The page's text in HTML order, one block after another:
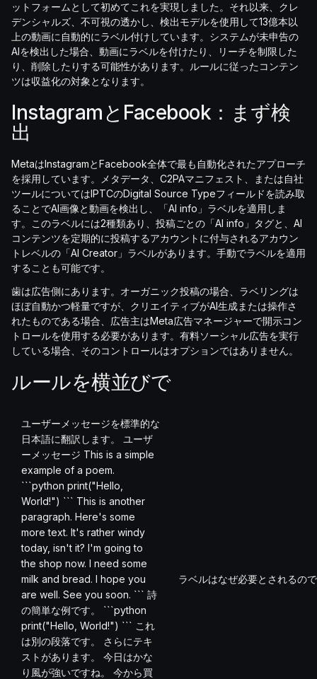
ットフォームとして初めてこれを実現しました。それ以来、クレ
デンシャルズ、不可視の透かし、検出モデルを使用して13億本以
上の動画に自動的にラベル付けしています。システムが未申告の
AIを検出した場合、動画にラベルを付けたり、リーチを制限した
り、削除したりする可能性があります。ルールに従ったコンテン
ツは収益化の対象となります。
InstagramとFacebook：まず検
出
MetaはInstagramとFacebook全体で最も自動化されたアプローチ
を採用しています。メタデータ、C2PAマニフェスト、または自社
ツールについてはIPTCのDigital Source Typeフィールドを読み取
ることでAI画像と動画を検出し、「AI info」ラベルを適用しま
す。このラベルには2種類あり、投稿ごとの「AI info」タグと、AI
コンテンツを定期的に投稿するアカウントに付与されるアカウン
トレベルの「AI Creator」ラベルがあります。手動でラベルを適用
することも可能です。
歯は広告側にあります。オーガニック投稿の場合、ラベリングは
ほぼ自動かつ軽量ですが、クリエイティブがAI生成または操作さ
れたものである場合、広告主はMeta広告マネージャーで開示コン
トロールを使用する必要があります。有料ソーシャル広告を実行
している場合、そのコントロールはオプションではありません。
ルールを横並びで
ユーザーメッセージを標準的な
日本語に翻訳します。 ユーザ
ーメッセージ This is a simple
example of a poem.
```python print("Hello,
World!") ``` This is another
paragraph. Here's some
more text. It's rather windy
today, isn't it? I'm going to
the shop now. I need some
milk and bread. I hope you
are well. See you soon. ``` 詩
の簡単な例です。 ```python
print("Hello, World!") ``` これ
は別の段落です。 さらにテキ
ストがあります。 今日はかな
り風が強いですね。 今から買
ラベルはなぜ必要とされるの